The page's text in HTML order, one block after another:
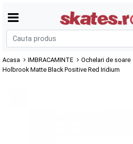
Acasa IMBRACAMINTE Ochelari de soare
Holbrook Matte Black Positive Red Iridium